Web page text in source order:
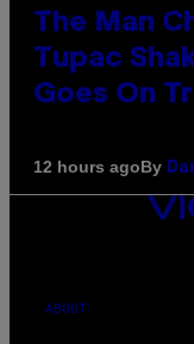
The Man
Tupac
Goes On
12 hours agoBy
VICE
MEDIA
ABOUT